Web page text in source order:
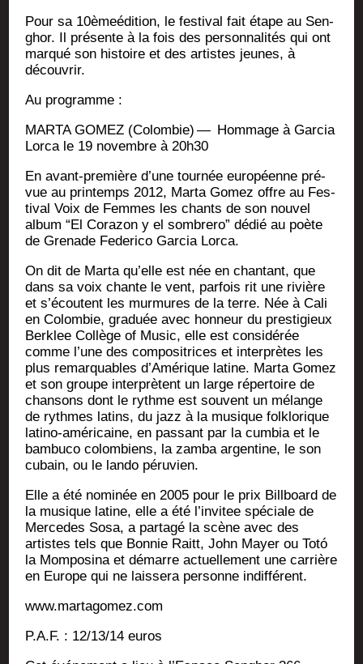
Pour sa 10èmeédition, le fes­ti­val fait étape au Sen­
ghor. Il pré­sente à la fois des per­son­na­li­tés qui ont
mar­qué son his­toire et des artistes jeunes, à
découvrir.
Au pro­gramme :
MARTA GOMEZ (Colom­bie) — Hom­mage à Gar­cia
Lor­ca le 19 novembre à 20h30
En avant-pre­mière d’une tour­née euro­péenne pré­
vue au prin­temps 2012, Mar­ta Gomez offre au Fes­
ti­val Voix de Femmes les chants de son nou­vel
album “El Cora­zon y el som­bre­ro” dédié au poète
de Gre­nade Fede­ri­co Gar­cia Lorca.
On dit de Mar­ta qu’elle est née en chan­tant, que
dans sa voix chante le vent, par­fois rit une rivière
et s’écoutent les mur­mures de la terre. Née à Cali
en Colom­bie, gra­duée avec hon­neur du pres­ti­gieux
Berk­lee Col­lège of Music, elle est consi­dé­rée
comme l’une des com­po­si­trices et inter­prètes les
plus remar­quables d’A­mé­rique latine. Mar­ta Gomez
et son groupe inter­prètent un large réper­toire de
chan­sons dont le rythme est sou­vent un mélange
de rythmes latins, du jazz à la musique folk­lo­rique
lati­no-amé­ri­caine, en pas­sant par la cum­bia et le
bam­bu­co colom­biens, la zam­ba argen­tine, le son
cubain, ou le lan­do péruvien.
Elle a été nomi­née en 2005 pour le prix Bill­board de
la musique latine, elle a été l’invitee spé­ciale de
Mer­cedes Sosa, a par­ta­gé la scène avec des
artistes tels que Bon­nie Raitt, John Mayer ou Totó
la Mom­po­si­na et démarre actuel­le­ment une car­rière
en Europe qui ne lais­se­ra per­sonne indifférent.
www.martagomez.com
P.A.F. : 12/13/14 euros